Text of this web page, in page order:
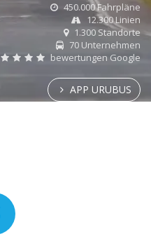
450.000 Fahrpläne
12.300 Linien
1.300 Standorte
70 Unternehmen
bewertungen Google
APP URUBUS